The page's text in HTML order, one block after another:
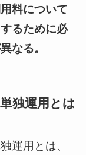
料について
るために必
なる。
独運用とは
運用とは、